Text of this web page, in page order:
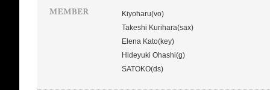
Kiyoharu(vo)
Takeshi Kurihara(sax)
Elena Kato(key)
Hideyuki Ohashi(g)
SATOKO(ds)